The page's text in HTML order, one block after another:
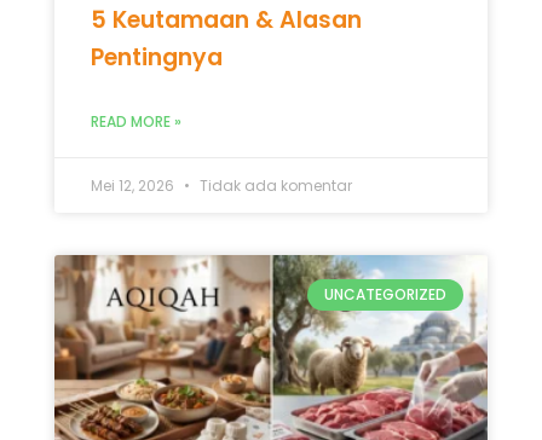
5 Keutamaan & Alasan
Pentingnya
READ MORE »
Mei 12, 2026 Tidak ada komentar
UNCATEGORIZED